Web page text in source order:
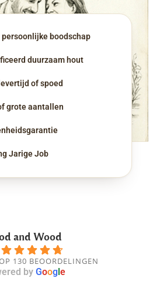
boodschap
duurzaam hout
of spoed
grote aantallen
Jarige Job
and Wood
130 BEOORDELINGEN
by Googl e